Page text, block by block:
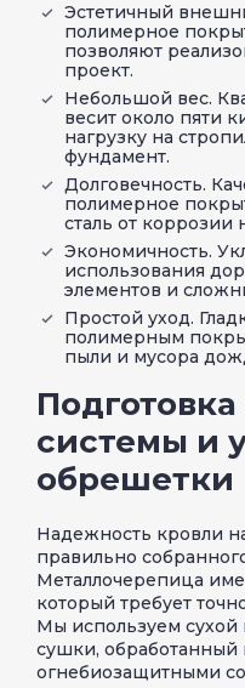
Эстетичный
полимерное
позволяют
проект.
Небольшой вес.
весит около пяти
нагрузку на
фундамент.
Долговечность.
полимерное
сталь от коррозии
Экономичность.
использования
элементов и
Простой уход.
полимерным
пыли и мусора
системы и
обрешетки
Надежность кровли
правильно
Металлочерепица
который требует
Мы используем
сушки,
огнебиозащитными